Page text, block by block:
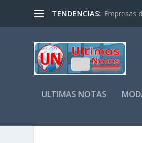
TENDENCIAS: Empresas
ULTIMAS NOTAS